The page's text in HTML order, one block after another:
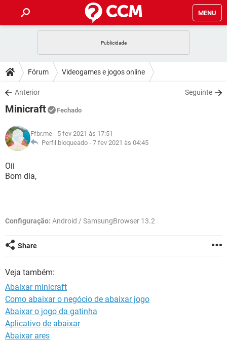
MENU
CELULAR FACEBOOK
OUTLOOK
INSTAGRAM
GUIA DE COMPRAS
DICAS
JOGOS WHATSAPP
INSTAGRAM
GUIA DE COMPRAS
DOWNLOADS
JOGOS
CELULAR
OUTLOOK EXCEL
INSTAGRAM
GUIA DE COMPRAS
JOGOS
CELULAR
OUTLOOK
GLOSSÁRIO
JOGOS
CELULAR
Fórum Videogames e jogos online
Anterior Seguinte
Minicraft Fechado
Ffbr.me - 5 fev 2021 às 17:51
Perfil bloqueado - 7 fev 2021 às 04:45
Oii
Bom dia,
Configuração: Android / SamsungBrowser 13.2
Share
Veja também:
Abaixar minicraft
Como abaixar o negócio de abaixar jogo
Abaixar o jogo da gatinha
Aplicativo de abaixar
Abaixar ares